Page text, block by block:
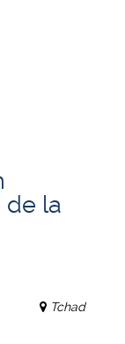
de la
Tchad